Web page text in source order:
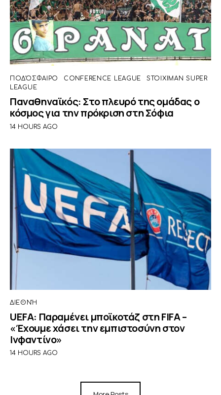
ΠΟΔΌΣΦΑΙΡΟ CONFERENCE LEAGUE
STOIXIMAN SUPER
LEAGUE
Παναθηναϊκός: Στο πλευρό της ομάδας ο
κόσμος για την πρόκριση στη Σόφια
14 HOURS AGO
ΔΙΕΘΝΉ
UEFA: Παραμένει μποϊκοτάζ στη FIFA –
«Έχουμε χάσει την εμπιστοσύνη στον
Ινφαντίνο»
14 HOURS AGO